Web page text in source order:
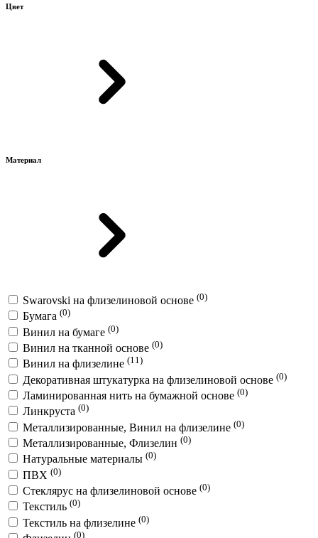
Цвет
Материал
Swarovski на флизелиновой основе (0)
Бумага (0)
Винил на бумаге (0)
Винил на тканной основе (0)
Винил на флизелине (11)
Декоративная штукатурка на флизелиновой основе (0)
Ламинированная нить на бумажной основе (0)
Линкруста (0)
Металлизированные, Винил на флизелине (0)
Металлизированные, Флизелин (0)
Натуральные материалы (0)
ПВХ (0)
Стеклярус на флизелиновой основе (0)
Текстиль (0)
Текстиль на флизелине (0)
(0)